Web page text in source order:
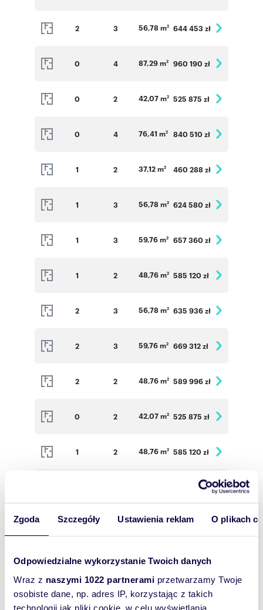
Zgoda Szczegóły Ustawienia reklam O plikach
Odpowiedzialne wykorzystanie Twoich danych
Wraz z naszymi 1022 partnerami przetwarzamy Twoje
osobiste dane, np. adres IP, korzystając z takich
technologii jak pliki cookie, w celu wyświetlania
2 3 56,78 m2 644 453 zł
0 4 87,29 m2 960 190 zł
0 2 42,07 m2 525 875 zł
0 4 76,41 m2 840 510 zł
1 2 37,12 m2 460 288 zł
1 3 56,78 m2 624 580 zł
1 3 59,76 m2 657 360 zł
1 2 48,76 m2 585 120 zł
2 3 56,78 m2 635 936 zł
2 3 59,76 m2 669 312 zł
2 2 48,76 m2 589 996 zł
0 2 42,07 m2 525 875 zł
1 2 48,76 m2 585 120 zł
672 300 zł
1 3 56,80 m2 639 000 zł
1 2 37,31 m 475 703 zł
2 2 48,76 m 2 589 996 zł